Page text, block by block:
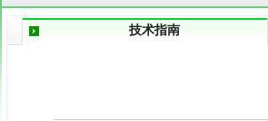
技术指南